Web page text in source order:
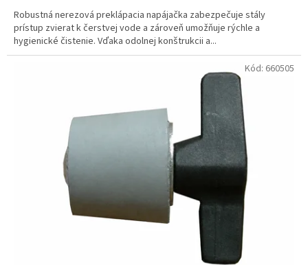
Robustná nerezová preklápacia napájačka zabezpečuje stály
prístup zvierat k čerstvej vode a zároveň umožňuje rýchle a
hygienické čistenie. Vďaka odolnej konštrukcii a...
Kód: 660505